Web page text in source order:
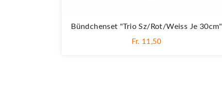
Bündchenset "Trio Sz/rot/weiss Je 30cm"
Fr. 11,50